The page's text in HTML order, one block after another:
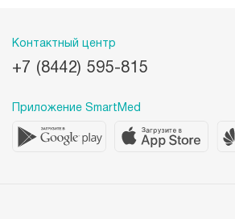
Контактный центр
+7 (8442) 595-815
Приложение SmartMed